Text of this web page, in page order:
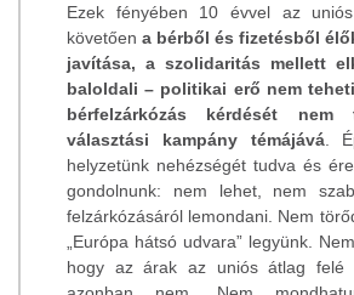
Ezek fényében 10 évvel az uniós
követően a bérből és fizetésből
javítása, a szolidaritás mellett
baloldali – politikai erő nem
bérfelzárkózás kérdését
választási kampány témájává.
helyzetünk nehézségét tudva és
gondolnunk: nem lehet, nem
felzárkózásáról lemondani. Nem
„Európa hátsó udvara” legyünk.
hogy az árak az uniós átlag felé